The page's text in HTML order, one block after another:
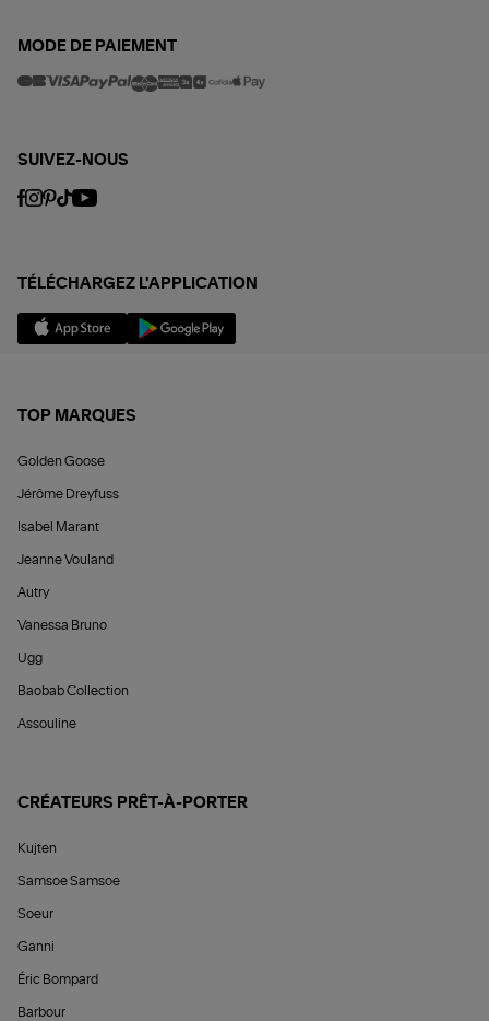
MODE DE PAIEMENT
SUIVEZ-NOUS
TÉLÉCHARGEZ L'APPLICATION
TOP MARQUES
Golden Goose
Jérôme Dreyfuss
Isabel Marant
Jeanne Vouland
Autry
Vanessa Bruno
Ugg
Baobab Collection
Assouline
CRÉATEURS PRÊT-À-PORTER
Kujten
Samsoe Samsoe
Soeur
Ganni
Éric Bompard
Barbour